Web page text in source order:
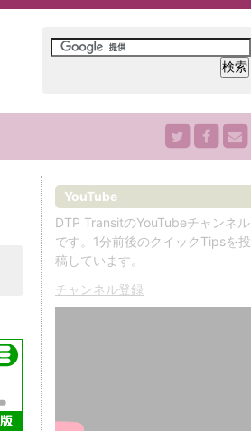
YouTube
DTP TransitのYouTubeチャンネル
です。1分前後のクイックTipsを投
稿しています。
チャンネル登録